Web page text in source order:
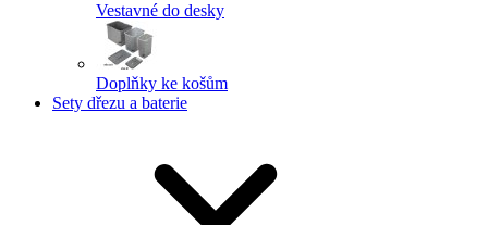
Vestavné do desky
Doplňky ke košům
Sety dřezu a baterie